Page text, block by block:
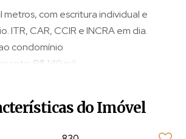
metros, com escritura individual e
ITR, CAR, CCIR e INCRA em dia.
condomínio
R$ 149 mil
do Imóvel